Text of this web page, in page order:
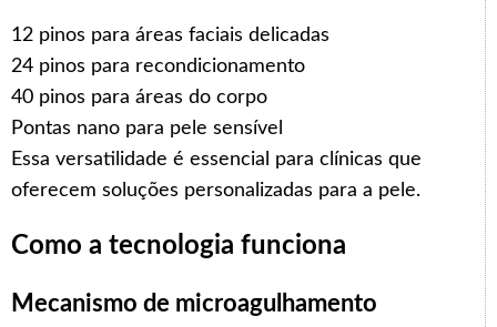
12 pinos para áreas faciais delicadas
24 pinos para recondicionamento
40 pinos para áreas do corpo
Pontas nano para pele sensível
Essa versatilidade é essencial para clínicas que
oferecem soluções personalizadas para a pele.
Como a tecnologia funciona
Mecanismo de microagulhamento